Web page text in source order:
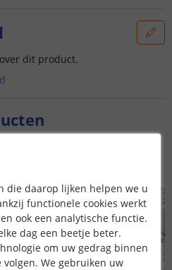
dit product.
die daarop lijken helpen we u
functionele cookies werkt
ook een analytische functie.
dag een beetje beter.
om uw gedrag binnen
We gebruiken uw